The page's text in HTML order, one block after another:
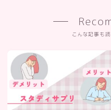
こんな記事も